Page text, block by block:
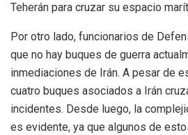
Teherán para cruzar su espacio
Por otro lado, funcionarios de
que no hay buques de guerra
inmediaciones de Irán. A pesar de
cuatro buques asociados a Irán
incidentes. Desde luego, la
es evidente, ya que algunos de